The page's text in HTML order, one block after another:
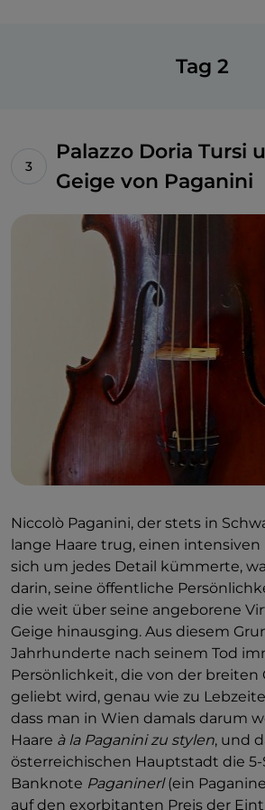
Tag 2
Palazzo Doria Tursi
Geige von Paganini
Niccolò Paganini, der stets in
lange Haare trug, einen
sich um jedes Detail kümmerte,
darin, seine öffentliche
die weit über seine angeborene
Geige hinausging. Aus diesem
Jahrhunderte nach seinem Tod
Persönlichkeit, die von der
geliebt wird, genau wie zu
dass man in Wien damals darum
Haare à la Paganini zu stylen, und
österreichischen Hauptstadt die
Banknote Paganinerl(ein
auf den exorbitanten Preis der